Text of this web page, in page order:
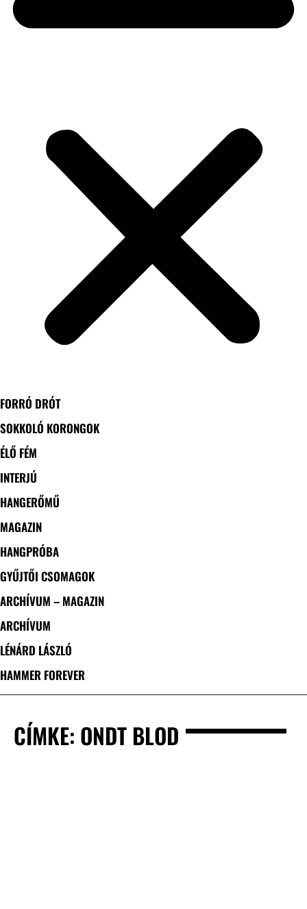
FORRÓ DRÓT
SOKKOLÓ KORONGOK
ÉLŐ FÉM
INTERJÚ
HANGERŐMŰ
MAGAZIN
HANGPRÓBA
GYŰJTŐI CSOMAGOK
ARCHÍVUM – MAGAZIN
ARCHÍVUM
LÉNÁRD LÁSZLÓ
HAMMER FOREVER
CÍMKE: ONDT BLOD